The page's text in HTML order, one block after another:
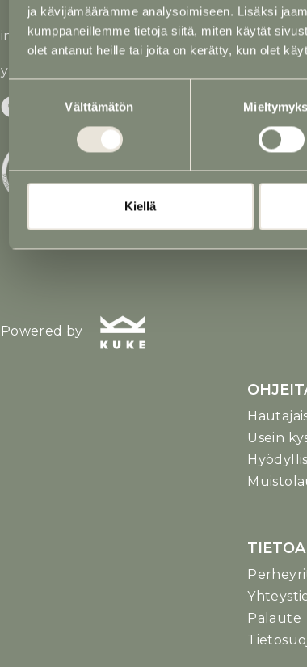
ja kävijämäärämme analysoimiseen. Lisäksi
kumppaneillemme tietoja siitä, miten käytät
olet antanut heille tai joita on kerätty, kun olet
valinta
Välttämätön
Kiellä
info@saustila.fi
y-tunnus 0545177-5
Powered by
Usein
Palaute